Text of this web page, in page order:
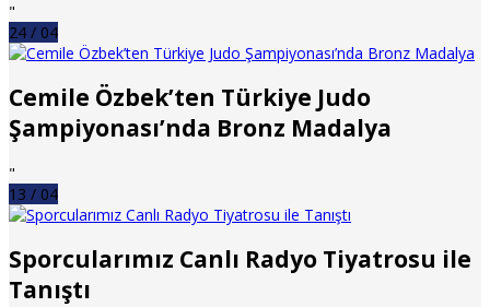
"
24 / 04
Cemile Özbek’ten Türkiye Judo
Şampiyonası’nda Bronz Madalya
"
13 / 04
Sporcularımız Canlı Radyo Tiyatrosu ile
Tanıştı